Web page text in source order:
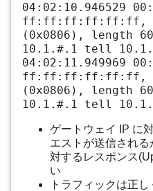
04:02:10.946529
ff:ff:ff:ff:ff:ff,
(0x0806), length
10.1.#.1 tell
04:02:11.949969
ff:ff:ff:ff:ff:ff,
(0x0806), length
10.1.#.1 tell
ゲートウェイ IP に
エストが送信され
対するレスポンス
い
トラフィックは正し